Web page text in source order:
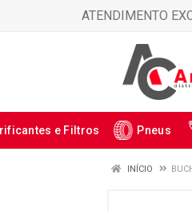
ATENDIMENTO
e Filtros Pneus
INÍCIO